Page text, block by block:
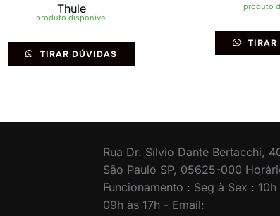
Thule
produto disponível
TIRAR DÚVIDAS
produto
Rua Dr. Sílvio Dante Bertacchi,
São Paulo SP, 05625-000
Funcionamento : Seg à Sex : 10h
09h às 17h - Email: